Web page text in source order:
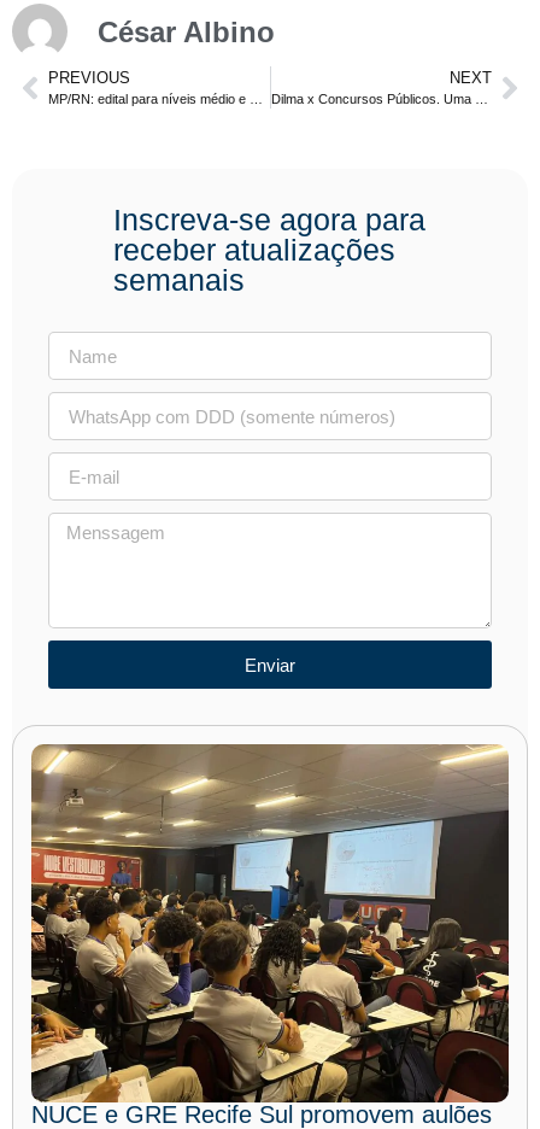
César Albino
PREVIOUS
MP/RN: edital para níveis médio e superior saem este mês
NEXT
Dilma x Concursos Públicos. Uma oportunidade de ouro.
Inscreva-se agora para
receber atualizações
semanais
Enviar
NUCE e GRE Recife Sul promovem aulões